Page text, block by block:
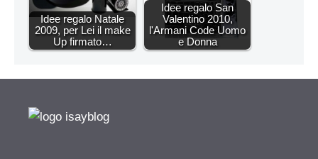
Idee regalo Natale
2009, per Lei il make
Up firmato…
Idee regalo San
Valentino 2010,
l'Armani Code Uomo
e Donna